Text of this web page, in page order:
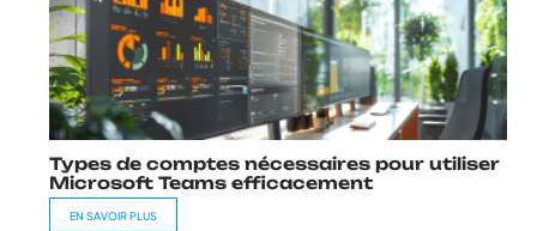
Types de comptes nécessaires pour utiliser
Microsoft Teams efficacement
EN SAVOIR PLUS